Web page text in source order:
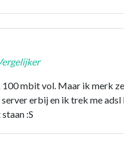
mbit vol. Maar ik merk
server erbij en ik trek me
:S